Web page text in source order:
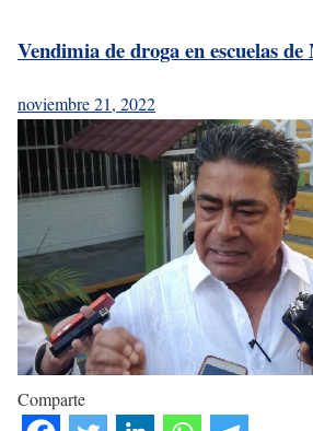
Vendimia de droga en escuelas
noviembre 21, 2022
Comparte